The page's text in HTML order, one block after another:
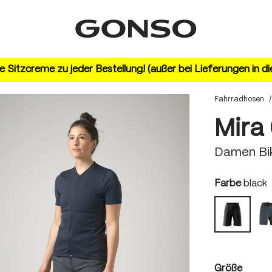
Sitzcreme zu jeder Bestellung! (außer bei Lieferungen in
Fahrradhosen /
Mira
Damen
Farbe black
black
Größe